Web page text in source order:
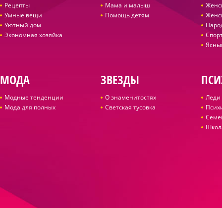
Рецепты
Умные вещи
Уютный дом
Экономная хозяйка
Мама и малыш
Помощь детям
МОДА
Модные тенденции
Мода для полных
ЗВЕЗДЫ
О знаменитостях
Светская тусовка
Леди